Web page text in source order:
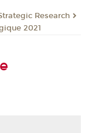
Research
2021